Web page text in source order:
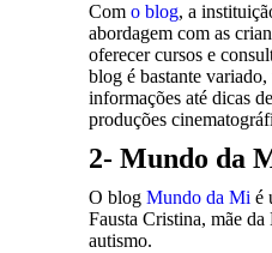
Com o blog, a
abordagem com as
oferecer cursos e
blog é bastante variado,
informações até dicas
produções
2- Mundo da
O blog Mundo da Mi é
Fausta Cristina, mãe
autismo.